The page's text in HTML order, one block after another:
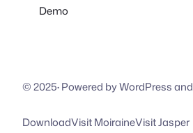
Demo
© 2025·Powered by WordPress and
DownloadVisit MoiraineVisit Jasper